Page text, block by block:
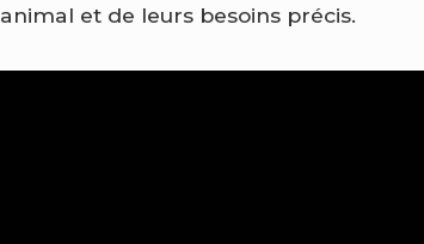
animal et de leurs besoins précis.